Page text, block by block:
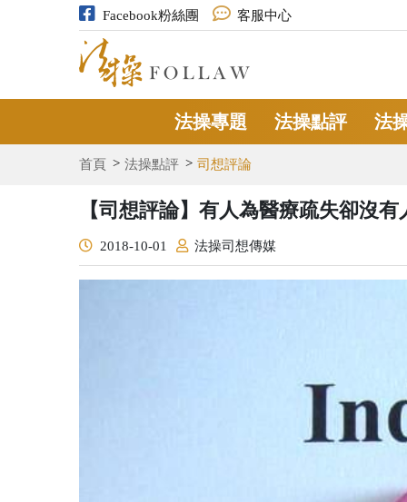
Facebook粉絲團 客服中心
法操專題 法操點評 法
首頁 法操點評 司想評論
【司想評論】有人為醫療疏失卻沒
2018-10-01 法操司想傳媒